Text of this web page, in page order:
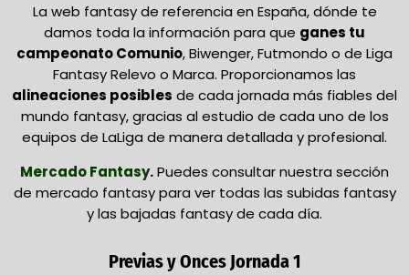
La web fantasy de referencia en España, dónde te
damos toda la información para que ganes tu
campeonato Comunio, Biwenger, Futmondo o de Liga
Fantasy Relevo o Marca. Proporcionamos las
alineaciones posibles de cada jornada más fiables del
mundo fantasy, gracias al estudio de cada uno de los
equipos de LaLiga de manera detallada y profesional.
Mercado Fantasy.Puedes consultar nuestra sección
de mercado fantasy para ver todas las subidas fantasy
y las bajadas fantasy de cada día.
Previas y Onces Jornada 1